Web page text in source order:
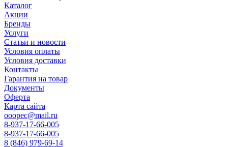
Каталог
Акции
Бренды
Услуги
Статьи и новости
Условия оплаты
Условия доставки
Контакты
Гарантия на товар
Документы
Оферта
Карта сайта
ooopec@mail.ru
8-937-17-66-005
8-937-17-66-005
8 (846) 979-69-14